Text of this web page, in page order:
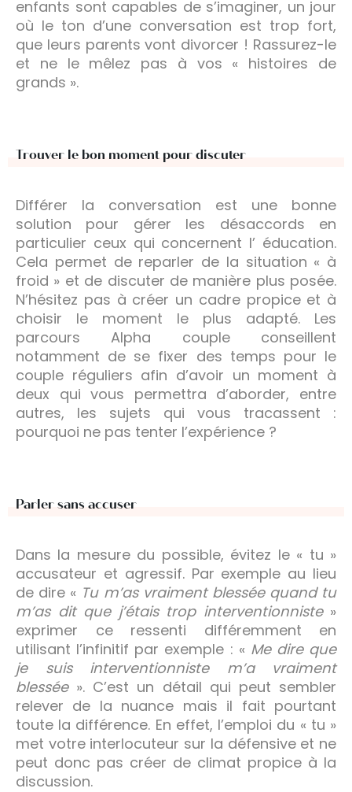
enfants sont capables de s’imaginer, un jour
où le ton d’une conversation est trop fort,
que leurs parents vont divorcer ! Rassurez-le
et ne le mêlez pas à vos « histoires de
grands ».
Trouver le bon moment pour discuter
Différer la conversation est une bonne
solution pour gérer les désaccords en
particulier ceux qui concernent l’ éducation.
Cela permet de reparler de la situation « à
froid » et de discuter de manière plus posée.
N’hésitez pas à créer un cadre propice et à
choisir le moment le plus adapté. Les
parcours Alpha couple conseillent
notamment de se fixer des temps pour le
couple réguliers afin d’avoir un moment à
deux qui vous permettra d’aborder, entre
autres, les sujets qui vous tracassent :
pourquoi ne pas tenter l’expérience ?
Parler sans accuser
Dans la mesure du possible, évitez le « tu »
accusateur et agressif. Par exemple au lieu
de dire « Tu m’as vraiment blessée quand tu
m’as dit que j’étais trop interventionniste»
exprimer ce ressenti différemment en
utilisant l’infinitif par exemple : « Me dire que
je suis interventionniste m’a vraiment
blessée». C’est un détail qui peut sembler
relever de la nuance mais il fait pourtant
toute la différence. En effet, l’emploi du « tu »
met votre interlocuteur sur la défensive et ne
peut donc pas créer de climat propice à la
discussion.